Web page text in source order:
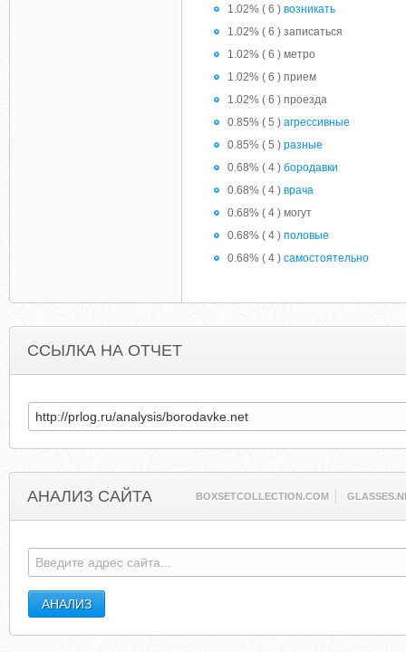
1.02% ( 6 ) возникать
1.02% ( 6 ) записаться
1.02% ( 6 ) метро
1.02% ( 6 ) прием
1.02% ( 6 ) проезда
0.85% ( 5 ) агрессивные
0.85% ( 5 ) разные
0.68% ( 4 ) бородавки
0.68% ( 4 ) врача
0.68% ( 4 ) могут
0.68% ( 4 ) половые
0.68% ( 4 ) самостоятельно
ССЫЛКА НА ОТЧЕТ
АНАЛИЗ САЙТА BOXSETCOLLECTION.COM